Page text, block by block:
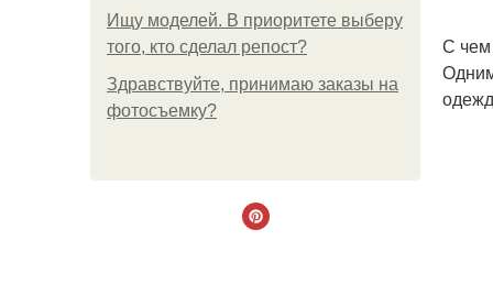
Ищу моделей. В приоритете выберу
того, кто сделал репост?
Здравствуйте, принимаю заказы на
фотосъемку?
С чем